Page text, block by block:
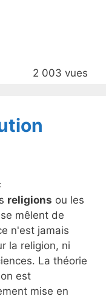
2 003 vues
religions ou les
mêlent de
n'est jamais
la religion, ni
La théorie
est
mise en